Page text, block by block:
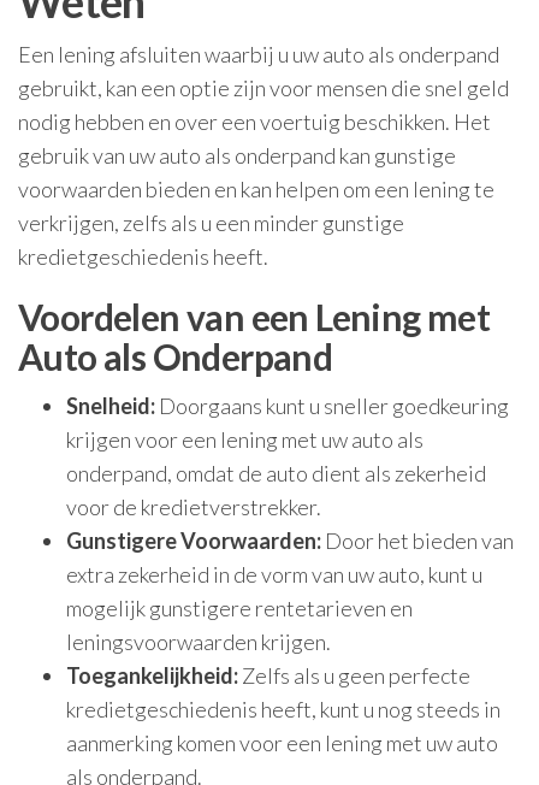
Een lening afsluiten waarbij u uw auto als onderpand
gebruikt, kan een optie zijn voor mensen die snel geld
nodig hebben en over een voertuig beschikken. Het
gebruik van uw auto als onderpand kan gunstige
voorwaarden bieden en kan helpen om een lening te
verkrijgen, zelfs als u een minder gunstige
kredietgeschiedenis heeft.
Voordelen van een Lening met
Auto als Onderpand
Snelheid: Doorgaans kunt u sneller goedkeuring
krijgen voor een lening met uw auto als
onderpand, omdat de auto dient als zekerheid
voor de kredietverstrekker.
Gunstigere Voorwaarden: Door het bieden van
extra zekerheid in de vorm van uw auto, kunt u
mogelijk gunstigere rentetarieven en
leningsvoorwaarden krijgen.
Toegankelijkheid:Zelfs als u geen perfecte
kredietgeschiedenis heeft, kunt u nog steeds in
aanmerking komen voor een lening met uw auto
als onderpand.